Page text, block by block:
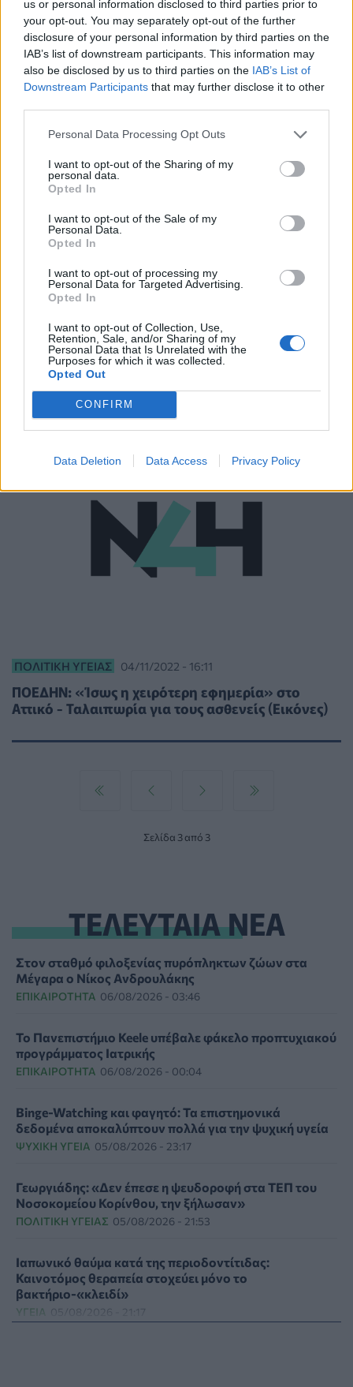
us or personal information disclosed to third parties prior to
your opt-out. You may separately opt-out of the further
disclosure of your personal information by third parties on the
IAB’s list of downstream participants. This information may
also be disclosed by us to third parties on the IAB’s List of
Downstream Participants that may further disclose it to other
Personal Data Processing Opt Outs
I want to opt-out of the Sharing of my
personal data.
Opted In
I want to opt-out of the Sale of my
Personal Data.
Opted In
I want to opt-out of processing my
Personal Data for Targeted Advertising.
Opted In
I want to opt-out of Collection, Use,
Retention, Sale, and/or Sharing of my
Personal Data that Is Unrelated with the
Purposes for which it was collected.
Opted Out
CONFIRM
Data Deletion Data Access Privacy Policy
ιατρείο υποστήριξης τρόπου ζωής ασθενών με
καρκίνο
Υποβοηθούμενη αναπαραγωγή: Μόλις 3.600
καταχωρήσεις δοτών - Στην τελική ευθεία η
μονάδα στο Αττικόν
ΠΟΛΙΤΙΚΉ ΥΓΕΊΑΣ 04/11/2022 - 16:11
ΠΟΕΔΗΝ: «Ίσως η χειρότερη εφημερία» στο
Αττικό - Ταλαιπωρία για τους ασθενείς (Εικόνες)
Σελίδα 3 από 3
ΤΕΛΕΥΤΑΙΑ ΝΕΑ
Στον σταθμό φιλοξενίας πυρόπληκτων ζώων στα
Μέγαρα ο Νίκος Ανδρουλάκης
ΕΠΙΚΑΙΡΌΤΗΤΑ 06/08/2026 - 03:46
Το Πανεπιστήμιο Keele υπέβαλε φάκελο προπτυχιακού
προγράμματος Ιατρικής
ΕΠΙΚΑΙΡΌΤΗΤΑ 06/08/2026 - 00:04
Binge-Watching και φαγητό: Τα επιστημονικά
δεδομένα αποκαλύπτουν πολλά για την ψυχική υγεία
ΨΥΧΙΚΉ ΥΓΕΊΑ 05/08/2026 - 23:17
Γεωργιάδης: «Δεν έπεσε η ψευδοροφή στα ΤΕΠ του
Νοσοκομείου Κορίνθου, την ξήλωσαν»
ΠΟΛΙΤΙΚΉ ΥΓΕΊΑΣ 05/08/2026 - 21:53
Ιαπωνικό θαύμα κατά της περιοδοντίτιδας:
Καινοτόμος θεραπεία στοχεύει μόνο το
βακτήριο-«κλειδί»
ΥΓΕΊΑ 05/08/2026 - 21:17